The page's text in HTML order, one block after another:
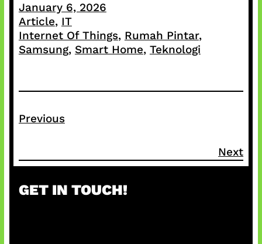
January 6, 2026
Article, IT
Internet Of Things, Rumah Pintar ,
Samsung, Smart Home, Teknologi
Previous
Next
GET IN TOUCH!